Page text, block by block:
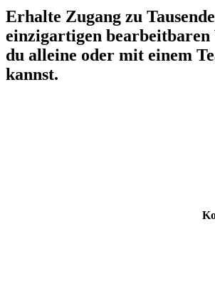
Erhalte Zugang zu
einzigartigen bearbeitbaren
du alleine oder mit einem
kannst.